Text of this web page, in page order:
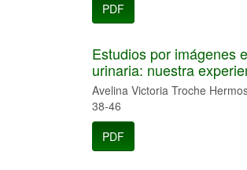
PDF
Estudios por imágenes
urinaria: nuestra
Avelina Victoria Troche
38-46
PDF